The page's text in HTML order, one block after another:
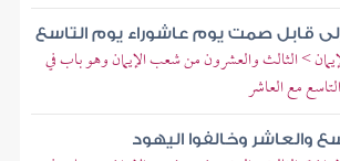
قابل صمت يوم عاشوراء يوم التاسع
> الثالث والعشرون من شعب الإيمان وهو باب في
مع العاشر
والعاشر وخالفوا اليهود